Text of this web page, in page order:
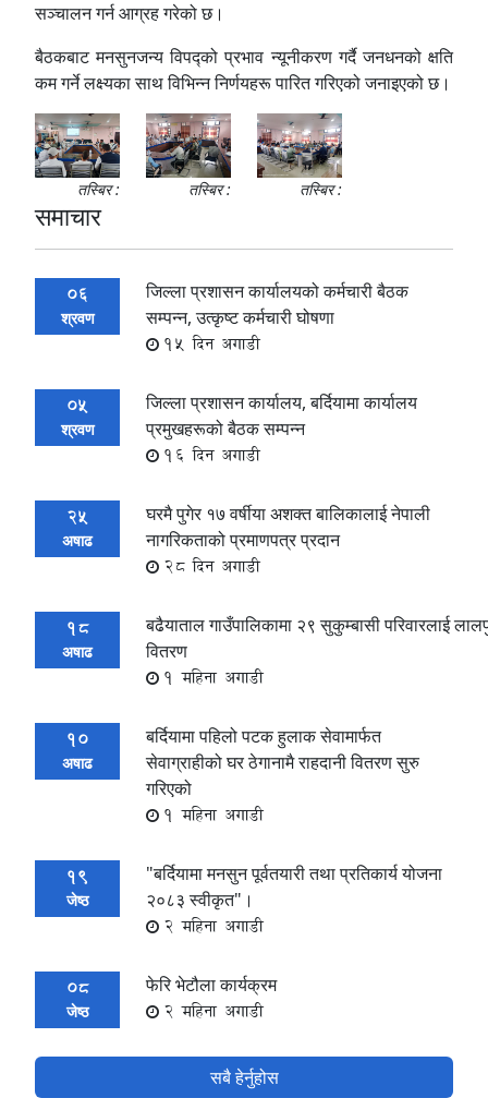
सञ्चालन गर्न आग्रह गरेको छ।
बैठकबाट मनसुनजन्य विपद्को प्रभाव न्यूनीकरण गर्दै जनधनको क्षति
कम गर्ने लक्ष्यका साथ विभिन्न निर्णयहरू पारित गरिएको जनाइएको छ।
तस्बिर : तस्बिर : तस्बिर :
समाचार
06
श्रवण
जिल्ला प्रशासन कार्यालयको कर्मचारी बैठक
सम्पन्न, उत्कृष्ट कर्मचारी घोषणा
15 दिन अगाडी
05
श्रवण
जिल्ला प्रशासन कार्यालय, बर्दियामा कार्यालय
प्रमुखहरूको बैठक सम्पन्न
16 दिन अगाडी
25
अषाढ
घरमै पुगेर १७ वर्षीया अशक्त बालिकालाई नेपाली
नागरिकताको प्रमाणपत्र प्रदान
28 दिन अगाडी
18
अषाढ
बढैयाताल गाउँपालिकामा २९ सुकुम्बासी परिवारलाई
वितरण
1 महिना अगाडी
10
अषाढ
बर्दियामा पहिलो पटक हुलाक सेवामार्फत
सेवाग्राहीको घर ठेगानामै राहदानी वितरण सुरु
गरिएको
1 महिना अगाडी
19
जेष्ठ
"बर्दियामा मनसुन पूर्वतयारी तथा प्रतिकार्य योजना
२०८३ स्वीकृत"।
2 महिना अगाडी
08
जेष्ठ
फेरि भेटौला कार्यक्रम
2 महिना अगाडी
सबै हेर्नुहोस